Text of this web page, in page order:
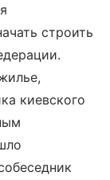
строить
киевского